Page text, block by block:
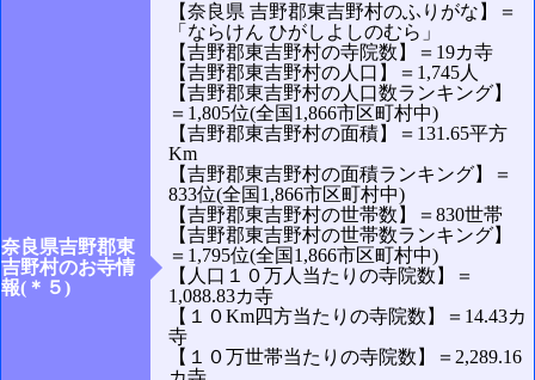
奈良県吉野郡東
吉野村のお寺情
報(＊５)
【奈良県 吉野郡東吉野村のふりがな】＝
「ならけん ひがしよしのむら」
【吉野郡東吉野村の寺院数】＝19カ寺
【吉野郡東吉野村の人口】＝1,745人
【吉野郡東吉野村の人口数ランキング】
＝1,805位(全国1,866市区町村中)
【吉野郡東吉野村の面積】＝131.65平方
Km
【吉野郡東吉野村の面積ランキング】＝
833位(全国1,866市区町村中)
【吉野郡東吉野村の世帯数】＝830世帯
【吉野郡東吉野村の世帯数ランキング】
＝1,795位(全国1,866市区町村中)
【人口１０万人当たりの寺院数】＝
1,088.83カ寺
【１０Km四方当たりの寺院数】＝14.43カ
寺
【１０万世帯当たりの寺院数】＝2,289.16